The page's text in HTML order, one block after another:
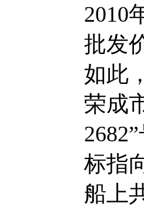
2010
批发
如此
荣成
标指
船上